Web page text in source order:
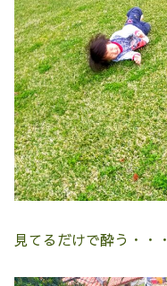
見てるだけで酔う・・・